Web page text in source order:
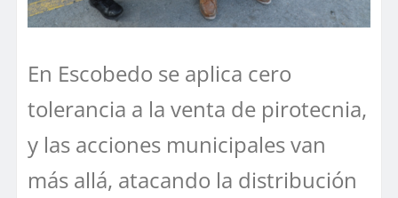
En Escobedo se aplica cero
tolerancia a la venta de pirotecnia,
y las acciones municipales van
más allá, atacando la distribución